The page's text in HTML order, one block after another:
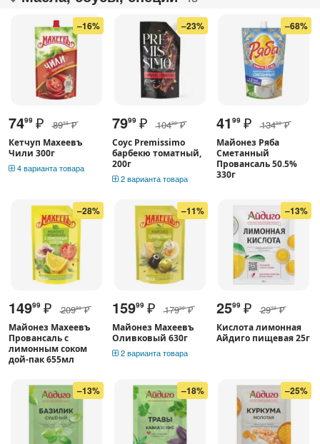
–16%
7499 ₽ 8999 ₽
Кетчуп Махеевъ
Чили 300г
4 варианта товара
–23%
7999 ₽ 10499 ₽
Соус Premissimo
барбекю томатный,
200г
2 варианта товара
–68%
41 99 ₽ 13499 ₽
Майонез Ряба
Сметанный
Провансаль 50.5%
330г
–28%
14999 ₽ 20999 ₽
Майонез Махеевъ
Провансаль с
лимонным соком
дой-пак 655мл
–11%
15999 ₽ 17999 ₽
Майонез Махеевъ
Оливковый 630г
2 варианта товара
–13%
2599 ₽ 2999 ₽
Кислота лимонная
Айдиго пищевая 25г
–13% –18% –25%